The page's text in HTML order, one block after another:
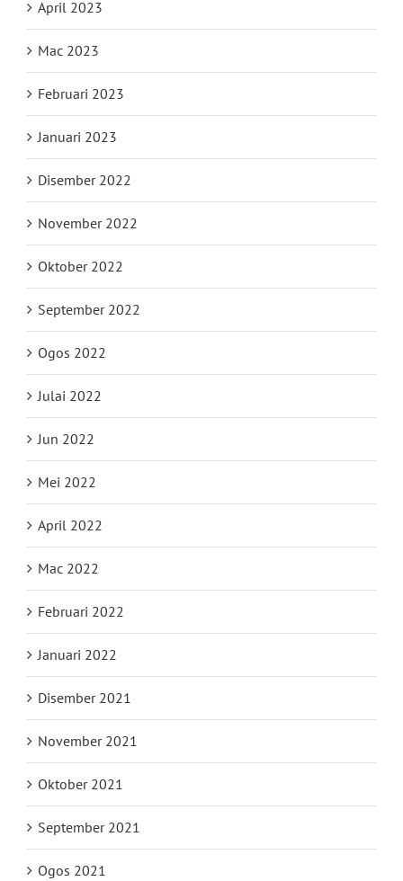
April 2023
Mac 2023
Februari 2023
Januari 2023
Disember 2022
November 2022
Oktober 2022
September 2022
Ogos 2022
Julai 2022
Jun 2022
Mei 2022
April 2022
Mac 2022
Februari 2022
Januari 2022
Disember 2021
November 2021
Oktober 2021
September 2021
Ogos 2021